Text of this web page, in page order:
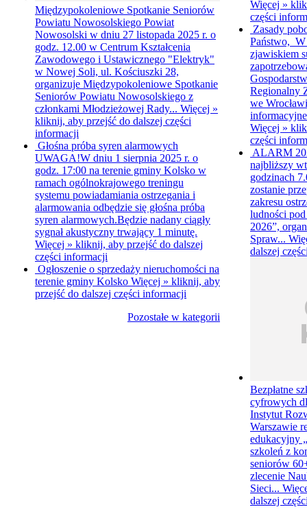
Międzypokoleniowe Spotkanie Seniorów
Powiatu Nowosolskiego Powiat
Nowosolski w dniu 27 listopada 2025 r. o
godz. 12.00 w Centrum Kształcenia
Zawodowego i Ustawicznego "Elektryk"
w Nowej Soli, ul. Kościuszki 28,
organizuje Międzypokoleniowe Spotkanie
Seniorów Powiatu Nowosolskiego z
członkami Młodzieżowej Rady... Więcej »
kliknij, aby przejść do dalszej części
informacji
Głośna próba syren alarmowych
UWAGA!W dniu 1 sierpnia 2025 r. o
godz. 17:00 na terenie gminy Kolsko w
ramach ogólnokrajowego treningu
systemu powiadamiania ostrzegania i
alarmowania odbędzie się głośna próba
syren alarmowych.Będzie nadany ciągły
sygnał akustyczny trwający 1 minutę.
Więcej » kliknij, aby przejść do dalszej
części informacji
Ogłoszenie o sprzedaży nieruchomości na
terenie gminy Kolsko Więcej » kliknij, aby
przejść do dalszej części informacji
Pozostałe w kategorii
Więcej »
części
Zasady
Państwo, W
zjawiskiem
Regionalny
we
Więcej »
części
ALARM
najbliższy
godzinach
zostanie
zakresu
ludności
2026”,
Spraw...
dalszej
Bezpłatne
cyfrowych
Instytut
Warszawie
edukacyjny
szkoleń z
seniorów
zlecenie
Sieci...
dalszej